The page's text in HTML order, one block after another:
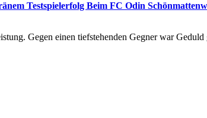
Testspielerfolg Beim FC Odin
Gegen einen tiefstehenden Gegner war